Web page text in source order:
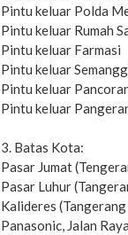
Pintu keluar Polda
Pintu keluar Rumah
Pintu keluar Farmasi
Pintu keluar
Pintu keluar
Pintu keluar
3. Batas Kota:
Pasar Jumat
Pasar Luhur
Kalideres
Panasonic, Jalan